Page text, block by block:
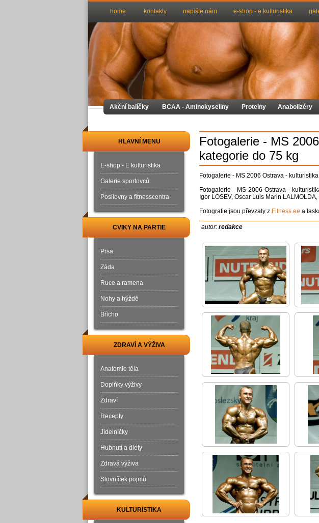
Fotogalerie - MS
kategorie do 75 kg
Fotogalerie - MS 2006 Ostrava -
Fotogalerie - MS 2006 Ostrava -
Igor LOSEV, Oscar Luis Marin
Fotografie jsou převzaty z Fitness.ee a
autor: redakce
HLAVNÍ MENU
E-shop - E kulturistika
Galerie sportovců
Posilovny a fitnesscentra
CVIKY NA PARTIE
Prsa
Záda
Ruce a ramena
Nohy a hýždě
Břicho
ZDRAVÍ A VÝŽIVA
Anatomie těla
Doplňky výživy
Zdraví
Recepty
Jídelníčky
Hubnutí a diety
Zdravá výživa
Slovníček pojmů
KULTURISTIKA
home kontakty napište nám e-shop - e kulturistika
Akční balíčky BCAA - Aminokyseliny Proteiny Anabolizéry